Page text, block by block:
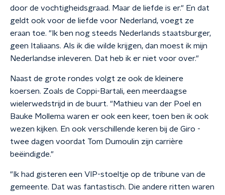
door de vochtigheidsgraad. Maar de liefde is er." En dat
geldt ook voor de liefde voor Nederland, voegt ze
eraan toe. "Ik ben nog steeds Nederlands staatsburger,
geen Italiaans. Als ik die wilde krijgen, dan moest ik mijn
Nederlandse inleveren. Dat heb ik er niet voor over."
Naast de grote rondes volgt ze ook de kleinere
koersen. Zoals de Coppi-Bartali, een meerdaagse
wielerwedstrijd in de buurt. "Mathieu van der Poel en
Bauke Mollema waren er ook een keer, toen ben ik ook
wezen kijken. En ook verschillende keren bij de Giro -
twee dagen voordat Tom Dumoulin zijn carrière
beëindigde."
"Ik had gisteren een VIP-stoeltje op de tribune van de
gemeente. Dat was fantastisch. Die andere ritten waren